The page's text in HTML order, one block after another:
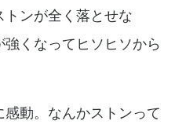
トンが全く落とせな
くなってヒソヒソから
動。 なんかストンって